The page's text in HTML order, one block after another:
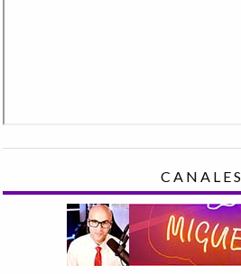
CANALES